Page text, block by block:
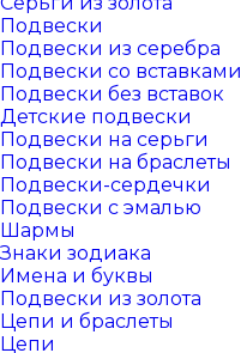
Подвески
Подвески из серебра
Подвески со вставками
Подвески без вставок
Детские подвески
Подвески на серьги
Подвески на браслеты
Подвески-сердечки
Подвески с эмалью
Шармы
Знаки зодиака
Имена и буквы
Подвески из золота
Цепи и браслеты
Цепи